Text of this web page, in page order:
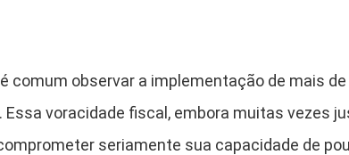
comum observar a implementação de mais
Essa voracidade fiscal, embora muitas vezes
seriamente sua capacidade de